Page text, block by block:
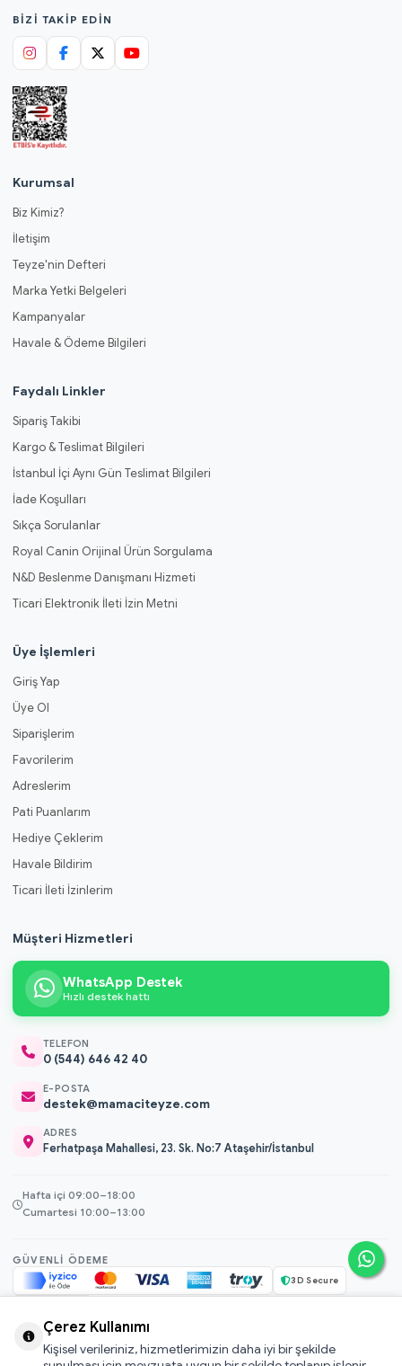
BIZI TAKIP EDIN
Kurumsal
Biz Kimiz?
İletişim
Teyze'nin Defteri
Marka Yetki Belgeleri
Kampanyalar
Havale & Ödeme Bilgileri
Faydalı Linkler
Sipariş Takibi
Kargo & Teslimat Bilgileri
İstanbul İçi Aynı Gün Teslimat Bilgileri
İade Koşulları
Sıkça Sorulanlar
Royal Canin Orijinal Ürün Sorgulama
N&D Beslenme Danışmanı Hizmeti
Ticari Elektronik İleti İzin Metni
Üye İşlemleri
Giriş Yap
Üye Ol
Siparişlerim
Favorilerim
Adreslerim
Pati Puanlarım
Hediye Çeklerim
Havale Bildirim
Ticari İleti İzinlerim
Müşteri Hizmetleri
WhatsApp Destek
Hızlı destek hattı
TELEFON
0 (544) 646 42 40
E-POSTA
destek@mamaciteyze.com
ADRES
Ferhatpaşa Mahallesi, 23. Sk. No:7 Ataşehir/İstanbul
Hafta içi 09:00–18:00
Cumartesi 10:00–13:00
GÜVENLI ÖDEME
3D Secure
© 2026 Mamacı Teyze · Nurşen ve ekibi ile birlikte ile hazırlandı.
Çerez Kullanımı
Kişisel verileriniz, hizmetlerimizin daha iyi bir şekilde